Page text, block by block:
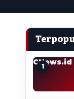
CNews.id
1